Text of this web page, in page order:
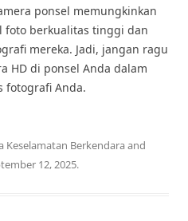
ponsel memungkinkan
berkualitas tinggi dan
mereka. Jadi, jangan ragu
HD di ponsel Anda dalam
fotografi Anda.
Keselamatan Berkendara and
12, 2025.